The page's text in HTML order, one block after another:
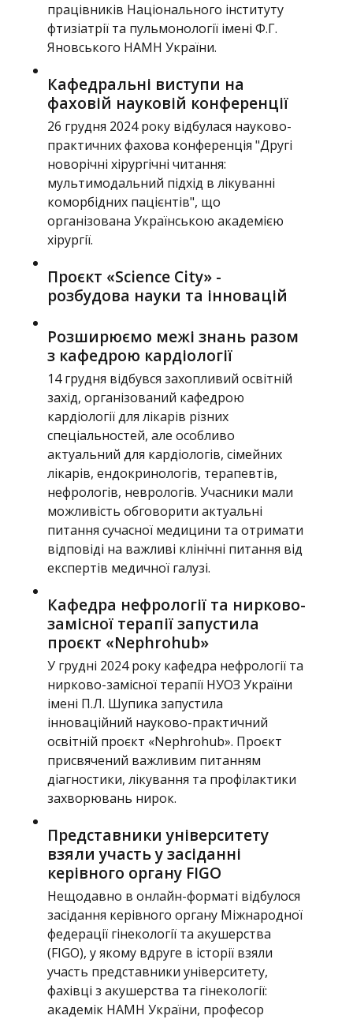
працівників Національного інституту
фтизіатрії та пульмонології імені Ф.Г.
Яновського НАМН України.
Кафедральні виступи на
фаховій науковій конференції
26 грудня 2024 року відбулася науково-
практичних фахова конференція "Другі
новорічні хірургічні читання:
мультимодальний підхід в лікуванні
коморбідних пацієнтів", що
організована Українською академією
хірургії.
Проєкт «Science City» -
розбудова науки та інновацій
Розширюємо межі знань разом
з кафедрою кардіології
14 грудня відбувся захопливий освітній
захід, організований кафедрою
кардіології для лікарів різних
спеціальностей, але особливо
актуальний для кардіологів, сімейних
лікарів, ендокринологів, терапевтів,
нефрологів, неврологів. Учасники мали
можливість обговорити актуальні
питання сучасної медицини та отримати
відповіді на важливі клінічні питання від
експертів медичної галузі.
Кафедра нефрології та нирково-
замісної терапії запустила
проєкт «Nephrohub»
У грудні 2024 року кафедра нефрології та
нирково-замісної терапії НУОЗ України
імені П.Л. Шупика запустила
інноваційний науково-практичний
освітній проєкт «Nephrohub». Проєкт
присвячений важливим питанням
діагностики, лікування та профілактики
захворювань нирок.
Представники університету
взяли участь у засіданні
керівного органу FIGO
Нещодавно в онлайн-форматі відбулося
засідання керівного органу Міжнародної
федерації гінекології та акушерства
(FIGO), у якому вдруге в історії взяли
участь представники університету,
фахівці з акушерства та гінекології:
академік НАМН України, професор